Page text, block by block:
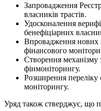
Запровадження
власників трастів.
Удосконалення
бенефіціарних
Впровадження нових
фінансового
Створення механізму
фінмоніторингу.
Розширення переліку
моніторингу.
Уряд також стверджує, що